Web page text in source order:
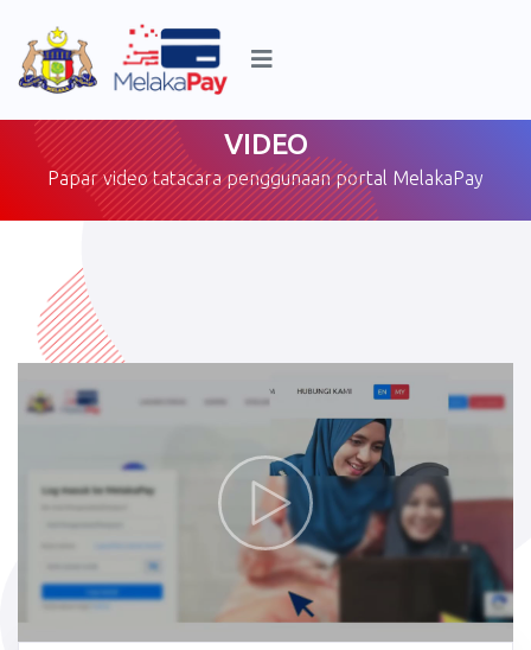
VIDEO
Papar video tatacara penggunaan portal MelakaPay